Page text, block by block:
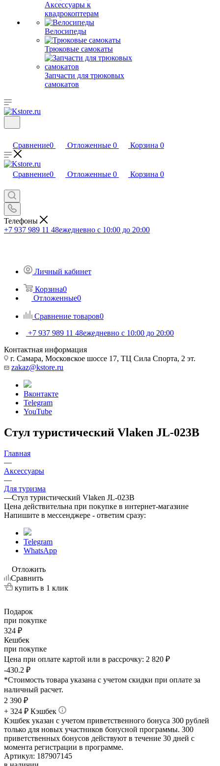
Аксессуары к
квадрокоптерам
Велосипеды
Трюковые самокаты
Запчасти для трюковых
самокатов
Сравнение0 Отложенные 0 Корзина 0
Сравнение0 Отложенные 0 Корзина 0
Телефоны
+7 937 989 11 48ежедневно с 10:00 до 20:00
Личный кабинет
Корзина0
Отложенные0
Сравнение товаров0
+7 937 989 11 48ежедневно с 10:00 до 20:00
Контактная информация
г. Самара, Московское шоссе 17, ТЦ Сила Спорта, 2 эт.
zakaz@kstore.ru
Вконтакте
Telegram
YouTube
Стул туристический Vlaken JL-023B
Главная
—
Аксессуары
—
Для туризма
—Стул туристический Vlaken JL-023B
Цена действительна при покупке в интернет-магазине
Напишите в мессенджере - ответим сразу:
Telegram
WhatsApp
Отложить
Сравнить
купить в 1 клик
Подарок
при покупке
324 ₽
Кешбек
при покупке
Цена при оплате картой или в рассрочку: 2 820 ₽
-430.2 ₽
*Стоимость товара указана с учетом скидки при оплате за
наличный расчет.
2 390 ₽
+ 324 ₽ Кэшбек
Кэшбек указан с учетом приветственного бонуса 300 рублей
только для новых участников бонусной программы. 300
приветственных бонусов действуют в течение 30 дней с
момента регистрации в программе.
Артикул: 187907145